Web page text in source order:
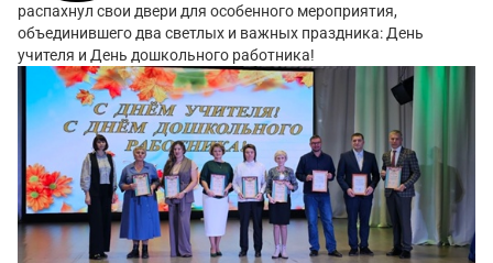
распахнул свои двери для особенного мероприятия,
объединившего два светлых и важных праздника: День
учителя и День дошкольного работника!